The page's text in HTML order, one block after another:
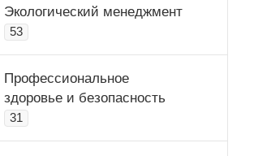
Экологический менеджмент
53
Профессиональное
здоровье и безопасность
31